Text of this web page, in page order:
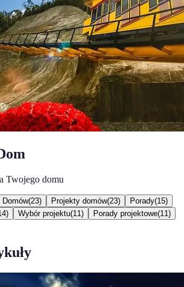
Twojego domu
Domów(23) Projekty domów(23) Porady(15)
) Wybór projektu(11 ) Porady projektowe(11 )